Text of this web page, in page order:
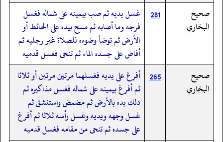
صحيح
البخاري
281
غسل يديه ثم صب بيمينه على شماله فغسل
فرجه وما أصابه ثم مسح بيده على الحائط أو
الأرض ثم توضأ وضوءه للصلاة غير رجليه ثم
أفاض على جسده الماء ثم تنحى فغسل قدميه
صحيح
البخاري
265 أفرغ على يديه فغسلهما مرتين مرتين أو ثلاثا
ثم أفرغ بيمينه على شماله فغسل مذاكيره ثم
دلك يده بالأرض ثم مضمض واستنشق ثم
غسل وجهه ويديه وغسل رأسه ثلاثا ثم أفرغ
على جسده ثم تنحى من مقامه فغسل قدميه